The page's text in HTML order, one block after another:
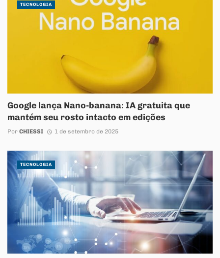
Google lança Nano-banana: IA gratuita que
mantém seu rosto intacto em edições
Por CHIESSI 1 de setembro de 2025
TECNOLOGIA
TECNOLOGIA